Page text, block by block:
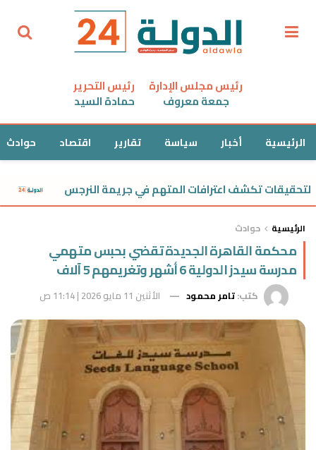
رئيس مجلس الإدارة
جمعة معروف
رئيس التحرير
حمادة السيد
الرئيسية أخبار سياسة تقارير اقتصاد حوادث
تكشف اعترافات المتهم في جريمة النرجس
الرئيسية حوادث
محكمة القاهرة الجديدة تقضي بحبس متهمي
مدرسة سيدز الدولية 6 أشهر وتغريمهم 5 آلاف
كتب:تامر محمود الأثنين 11 مايو 2026 | 11:14 ص